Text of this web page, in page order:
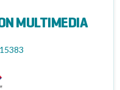
MULTIMEDIA